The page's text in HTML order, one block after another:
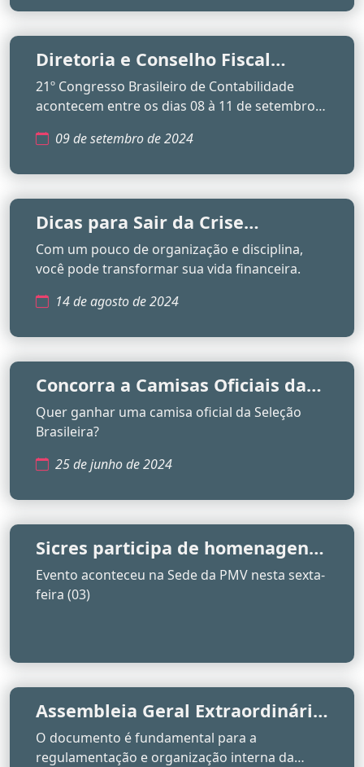
Diretoria e Conselho Fiscal
Participam do 21º CBC
21º Congresso Brasileiro de Contabilidade
acontecem entre os dias 08 à 11 de setembro
09 de setembro de 2024
Dicas para Sair da Crise
Financeira em 2024
Com um pouco de organização e disciplina,
você pode transformar sua vida financeira.
14 de agosto de 2024
Concorra a Camisas Oficiais da
Seleção Brasileira e uma Air
Fryer
Quer ganhar uma camisa oficial da Seleção
Brasileira?
25 de junho de 2024
Sicres participa de homenagens
pelo Dia do Líder Comunitário
Evento aconteceu na Sede da PMV nesta sexta-
feira (03)
Assembleia Geral Extraordinária
da Cooperativa de Crédito
SICRES aprova estatuto com
O documento é fundamental para a
regulamentação e organização interna da